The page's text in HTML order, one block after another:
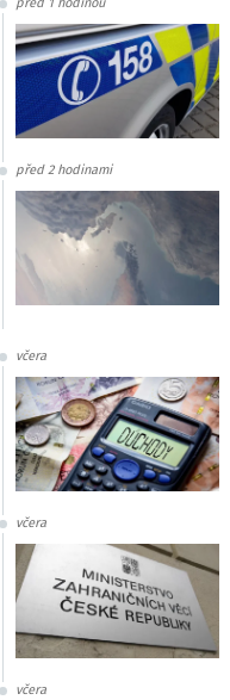
před 1 hodinou
před 2 hodinami
včera
včera
včera